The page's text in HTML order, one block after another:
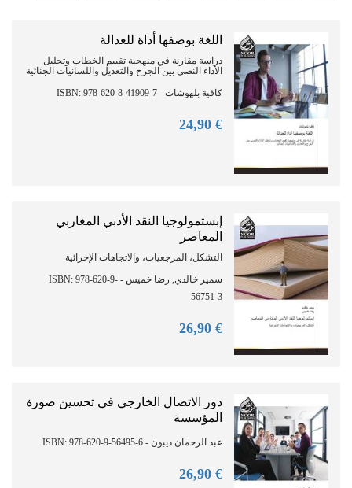
اللغة بوصفها أداة للعدالة
دراسة مقارنة في منهجية تقييم الخطاب وتحليل
الأداء النصي بين الجرح والتعديل واللسانيات الجنائية
كافية بلهوشات - ISBN: 978-620-8-41909-7
€ 24,
90
إبستمولوجيا النقد الأدبي المغاربي
المعاصر
التشكل، المرجعيات، والاتجاهات الإجرائية
سمير خالدي, رضا خميس - ISBN: 978-620-9-
56751-3
€ 26,
90
دور الاتصال الخارجي في تحسين صورة
المؤسسة
عبد الرحمان ديبون - ISBN: 978-620-9-56495-6
€ 26,
90